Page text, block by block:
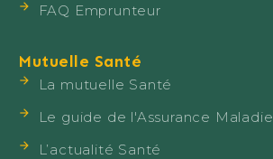
FAQ Emprunteur
Mutuelle Santé
La mutuelle Santé
Le guide de l'Assurance Maladie
L’actualité Santé